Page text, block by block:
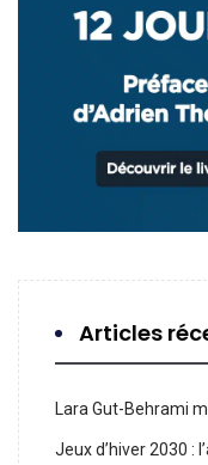
Articles
Lara Gut-Behrami
Jeux d’hiver 2030 :